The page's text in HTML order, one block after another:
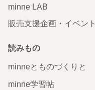
minne LAB
販売支援企画・イベント
読みもの
minneとものづくりと
minne学習帖